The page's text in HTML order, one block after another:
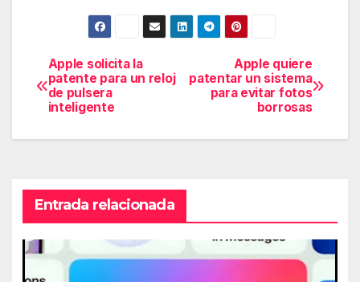
Navegación
de
entradas
Apple quiere
patentar un sistema
para evitar fotos
borrosas
Apple solicita la
patente para un reloj
de pulsera
inteligente
Entrada relacionada